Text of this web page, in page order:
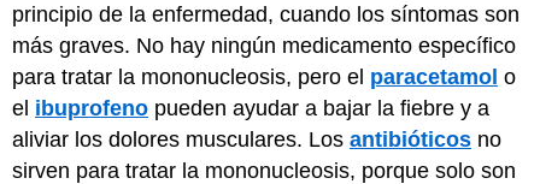
principio de la enfermedad, cuando los síntomas son
más graves. No hay ningún medicamento específico
para tratar la mononucleosis, pero el paracetamol o
el ibuprofeno pueden ayudar a bajar la fiebre y a
aliviar los dolores musculares. Los antibióticos no
sirven para tratar la mononucleosis, porque solo son